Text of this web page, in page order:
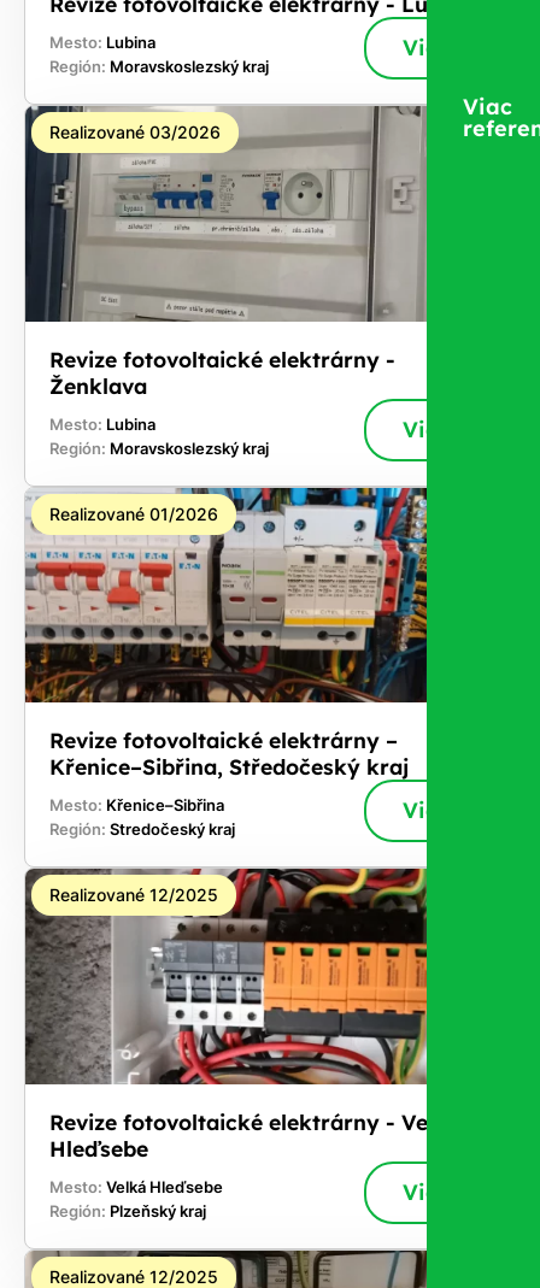
Mesto: Lubina
Región: Moravskoslezský kraj
Viac
Realizované 03/2026
Revize fotovoltaické elektrárny -
Ženklava
Mesto: Lubina
Región: Moravskoslezský kraj
Viac
Realizované 01/2026
Revize fotovoltaické elektrárny –
Křenice–Sibřina, Středočeský kraj
Mesto: Křenice–Sibřina
Región: Stredočeský kraj
Viac
Realizované 12/2025
Revize fotovoltaické elektrárny - Velká
Hleďsebe
Mesto: Velká Hleďsebe
Región: Plzeňský kraj
Viac
Realizované 12/2025
Viac